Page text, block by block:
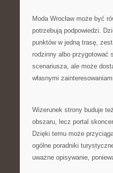
Moda Wrocław może być
potrzebują podpowiedzi.
punktów w jedną trasę,
rodzinny albo przygotować
scenariusza, ale może
własnymi
Wizerunek strony buduje
obszaru, lecz portal
Dzięki temu może
ogólne poradniki
uważne opisywanie,